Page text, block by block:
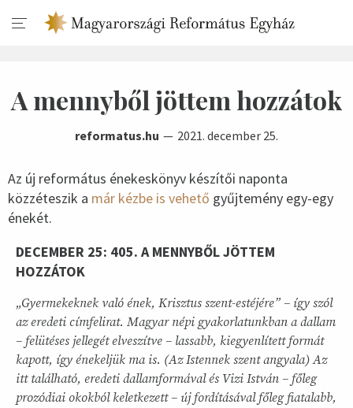
A mennyből jöttem hozzátok
reformatus.hu 2021. december 25.
Az új református énekeskönyv készítői naponta
közzéteszik a már kézbe is vehető gyűjtemény egy-egy
énekét.
DECEMBER 25: 405. A MENNYBŐL JÖTTEM
HOZZÁTOK
„Gyermekeknek való ének, Krisztus szent-estéjére” – így szól
az eredeti címfelirat. Magyar népi gyakorlatunkban a dallam
– felütéses jellegét elveszítve – lassabb, kiegyenlített formát
kapott, így énekeljük ma is. (Az Istennek szent angyala) Az
itt található, eredeti dallamformával és Vizi István – főleg
prozódiai okokból keletkezett – új fordításával főleg fiatalabb,